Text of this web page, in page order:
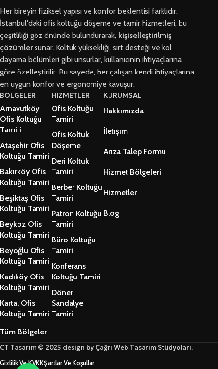
Her bireyin fiziksel yapısı ve konfor beklentisi farklıdır.
İstanbul'daki ofis koltuğu döşeme ve tamir hizmetleri, bu
çeşitliliği göz önünde bulundurarak, kişiselleştirilmiş
çözümlersunar. Koltuk yüksekliği, sırt desteği ve kol
dayama bölümleri gibi unsurlar, kullanıcının ihtiyaçlarına
göre özelleştirilir. Bu sayede, her çalışan kendi ihtiyaçlarına
en uygun konfor ve ergonomiye kavuşur.
BÖLGELER
Arnavutköy
Ofis Koltuğu
Tamiri
Ataşehir Ofis
Koltuğu Tamiri
Bakırköy Ofis
Koltuğu Tamiri
Beşiktaş Ofis
Koltuğu Tamiri
Beykoz Ofis
Koltuğu Tamiri
Beyoğlu Ofis
Koltuğu Tamiri
Kadıköy Ofis
Koltuğu Tamiri
Kartal Ofis
Koltuğu Tamiri
Tüm Bölgeler
HİZMETLER
Ofis Koltuğu
Tamiri
Ofis Koltuk
Döşeme
Deri Koltuk
Tamiri
Berber Koltuğu
Tamiri
Patron Koltuğu
Tamiri
Büro Koltuğu
Tamiri
Konferans
Koltuğu Tamiri
Döner
Sandalye
Tamiri
KURUMSAL
Hakkımızda
İletişim
Arıza Talep Formu
Hizmet Bölgeleri
Hizmetler
Blog
CT Tasarım © 2025 design by Çağrı Web Tasarım Stüdyoları.
Gizlilik Ve KVKKŞartlar Ve Koşullar